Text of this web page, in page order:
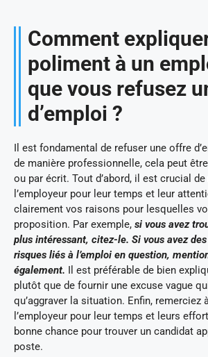
Comment
poliment à un
que vous refusez
d’emploi ?
Il est fondamental de refuser une offre
de manière professionnelle, cela peut
ou par écrit. Tout d’abord, il est crucial
l’employeur pour leur temps et leur
clairement vos raisons pour lesquelles
proposition. Par exemple, si vous avez
plus intéressant, citez-le. Si vous avez
risques liés à l’emploi en question,
également.
Il est préférable de bien
plutôt que de fournir une excuse vague
qu’aggraver la situation. Enfin, remerciez
l’employeur pour leur temps et leurs
bonne chance pour trouver un candidat
poste.